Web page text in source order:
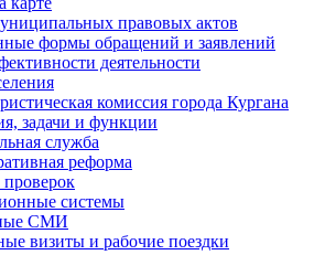
правовых актов
формы обращений и заявлений
деятельности
комиссия города Кургана
задачи и функции
служба
реформа
проверок
системы
СМИ
визиты и рабочие поездки